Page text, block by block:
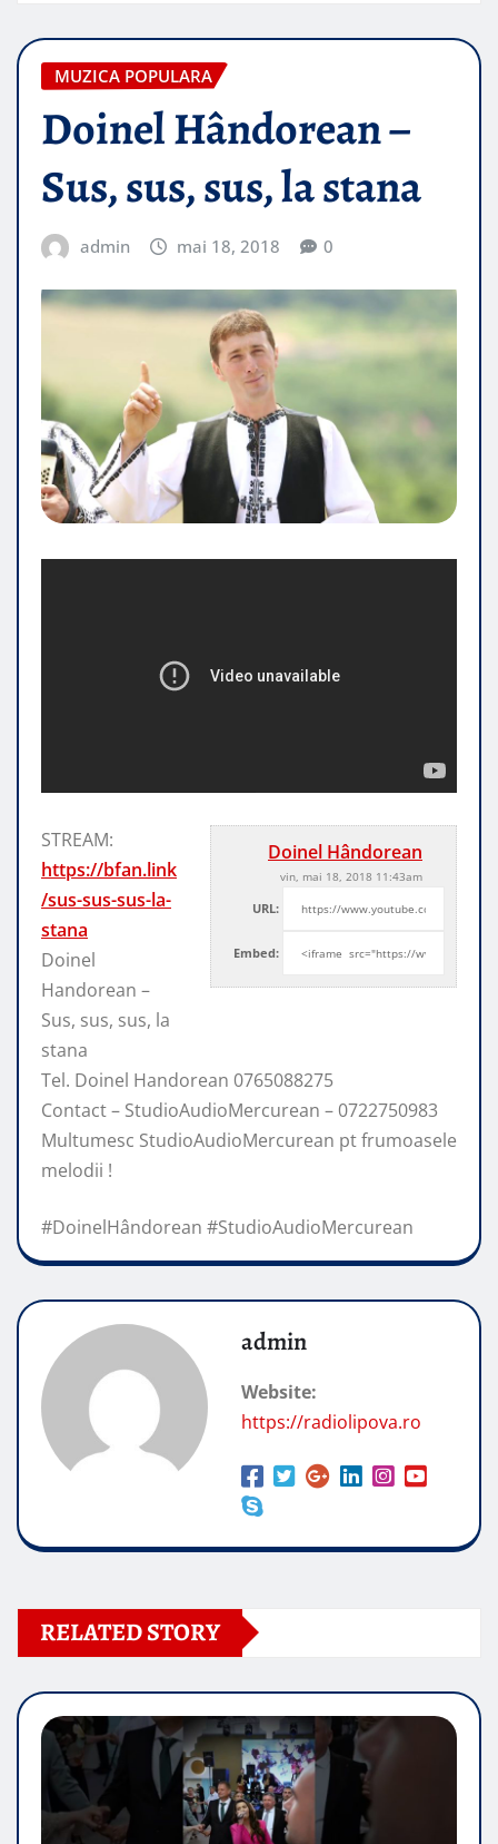
MUZICA POPULARA
Doinel Hândorean –
Sus, sus, sus, la stana
admin mai 18, 2018 0
Doinel Hândorean
vin, mai 18, 2018 11:43am
URL:
Embed:
STREAM:
https://bfan.link
/sus-sus-sus-la-
stana
Doinel
Handorean –
Sus, sus, sus, la
stana
Tel. Doinel Handorean 0765088275
Contact – StudioAudioMercurean – 0722750983
Multumesc StudioAudioMercurean pt frumoasele
melodii !
#DoinelHândorean #StudioAudioMercurean
admin
Website:
https://radiolipova.ro
RELATED STORY